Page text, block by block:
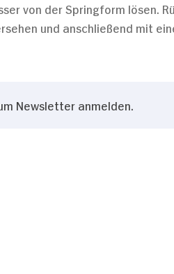
von der Springform lösen.
und anschließend mit
Newsletter anmelden.